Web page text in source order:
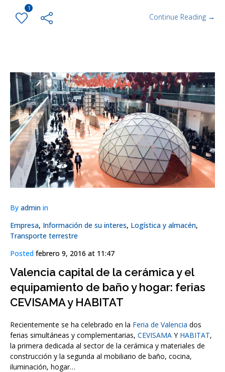
1
Continue Reading →
By admin in
Empresa, Información de su interes, Logística y almacén,
Transporte terrestre
Posted febrero 9, 2016 at 11:47
Valencia capital de la cerámica y el
equipamiento de baño y hogar: ferias
CEVISAMA y HABITAT
Recientemente se ha celebrado en la Feria de Valencia dos
ferias simultáneas y complementarias, CEVISAMA YHABITAT,
la primera dedicada al sector de la cerámica y materiales de
construcción y la segunda al mobiliario de baño, cocina,
iluminación, hogar…